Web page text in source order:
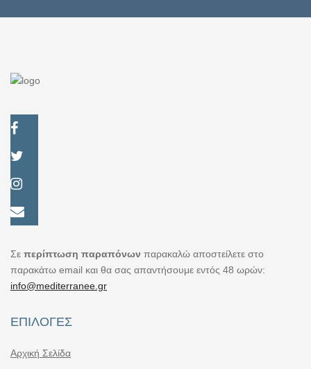
Σε περίπτωση παραπόνων παρακαλώ αποστείλετε στο
παρακάτω email και θα σας απαντήσουμε εντός 48 ωρών:
info@mediterranee.gr
ΕΠΙΛΟΓΈΣ
Αρχική Σελίδα